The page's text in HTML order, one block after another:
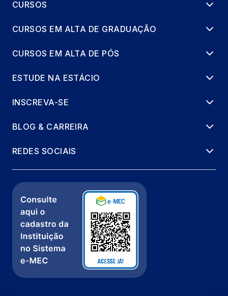
CURSOS
CURSOS EM ALTA DE GRADUAÇÃO
CURSOS EM ALTA DE PÓS
ESTUDE NA ESTÁCIO
INSCREVA-SE
BLOG & CARREIRA
REDES SOCIAIS